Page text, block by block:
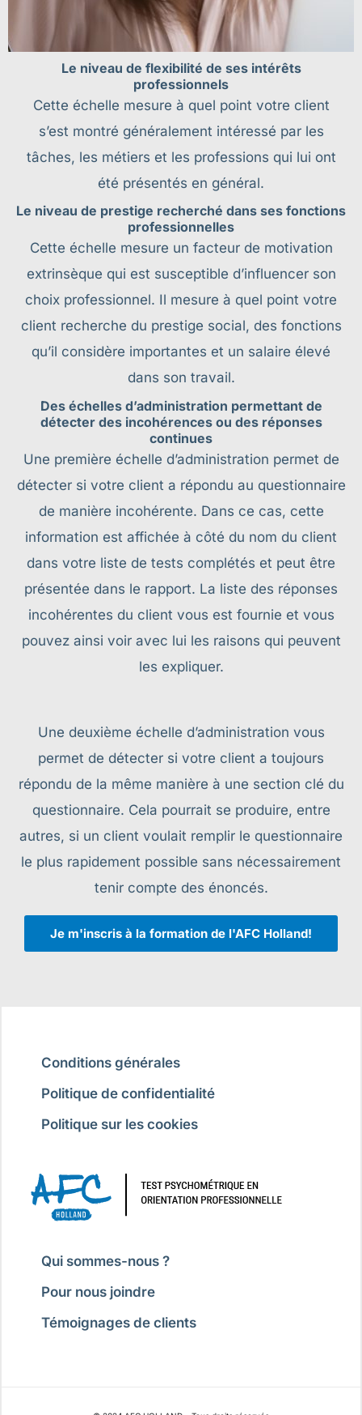
Le niveau de flexibilité de ses intérêts
professionnels
Cette échelle mesure à quel point votre client
s’est montré généralement intéressé par les
tâches, les métiers et les professions qui lui ont
été présentés en général.
Le niveau de prestige recherché dans ses fonctions
professionnelles
Cette échelle mesure un facteur de motivation
extrinsèque qui est susceptible d’influencer son
choix professionnel. Il mesure à quel point votre
client recherche du prestige social, des fonctions
qu’il considère importantes et un salaire élevé
dans son travail.
Des échelles d’administration permettant de
détecter des incohérences ou des réponses
continues
Une première échelle d’administration permet de
détecter si votre client a répondu au questionnaire
de manière incohérente. Dans ce cas, cette
information est affichée à côté du nom du client
dans votre liste de tests complétés et peut être
présentée dans le rapport. La liste des réponses
incohérentes du client vous est fournie et vous
pouvez ainsi voir avec lui les raisons qui peuvent
les expliquer.
Une deuxième échelle d’administration vous
permet de détecter si votre client a toujours
répondu de la même manière à une section clé du
questionnaire. Cela pourrait se produire, entre
autres, si un client voulait remplir le questionnaire
le plus rapidement possible sans nécessairement
tenir compte des énoncés.
Je m'inscris à la formation de l'AFC Holland!
Conditions générales
Politique de confidentialité
Politique sur les cookies
Qui sommes-nous ?
Pour nous joindre
Témoignages de clients